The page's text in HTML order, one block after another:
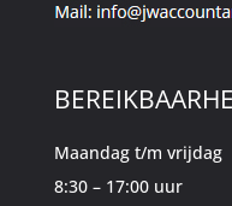
Maandag t/m vrijdag
8:30 – 17:00 uur